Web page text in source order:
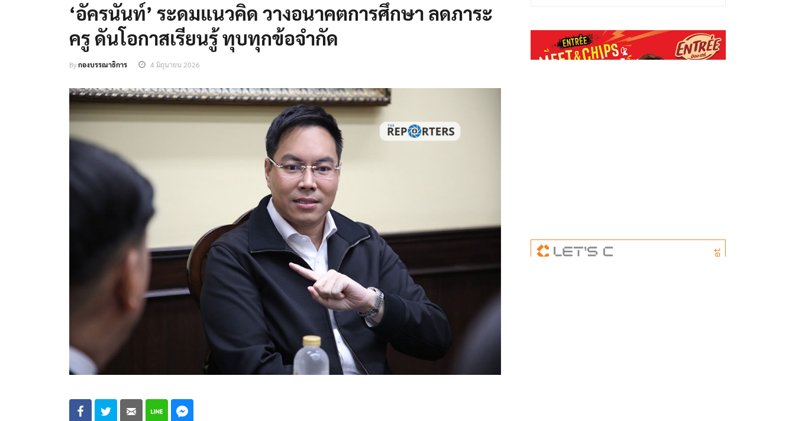
‘อัครนันท์’ ระดมแนวคิด วางอนาคตการศึกษา ลดภาระ
ครู ดันโอกาสเรียนรู้ ทุบทุกข้อจำกัด
Byกองบรรณาธิการ 4 มิถุนายน 2026